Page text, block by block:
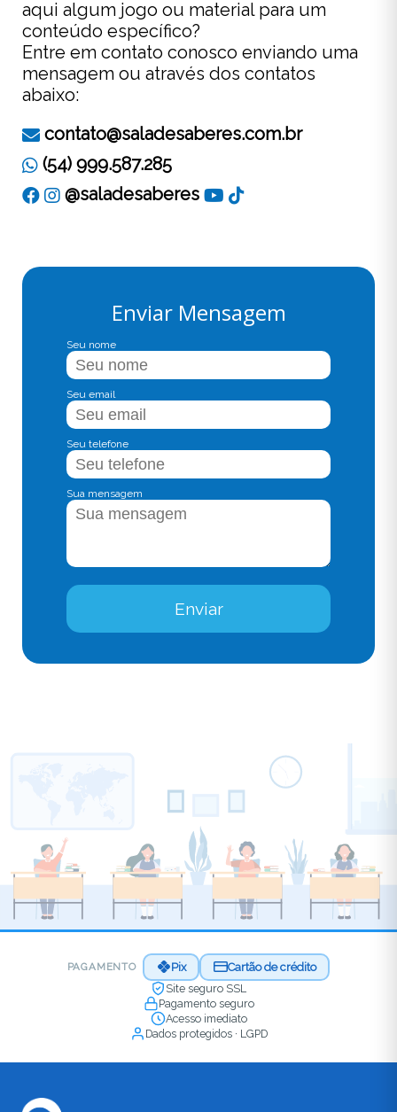
Enviar Mensagem
Seu nome
Seu email
Seu telefone
Sua mensagem
Enviar
aqui algum jogo ou material para um
conteúdo específico?
Entre em contato conosco enviando uma
mensagem ou através dos contatos
abaixo:
contato@saladesaberes.com.br
(54) 999.587.285
@saladesaberes
PAGAMENTO Pix
Cartão de crédito
Site seguro SSL
Pagamento seguro
Acesso imediato
Dados protegidos · LGPD